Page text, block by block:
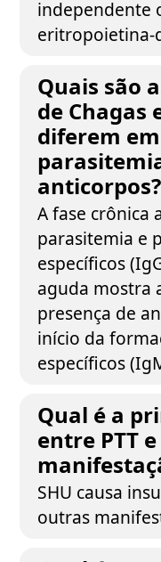
independente
eritropoietina-
Quais são
de Chagas
diferem
anticorpos?
A fase crônica
parasitemia e
específicos
aguda mostra
presença de
início da
específicos
Qual é a
entre PTT
SHU causa
outras